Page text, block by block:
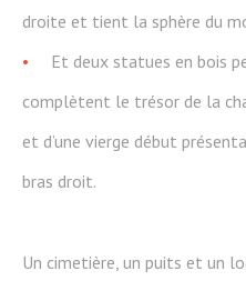
droite et tient la sphère du
Et deux statues en bois
complètent le trésor de la
et d’une vierge début
bras droit.
Un cimetière, un puits et un